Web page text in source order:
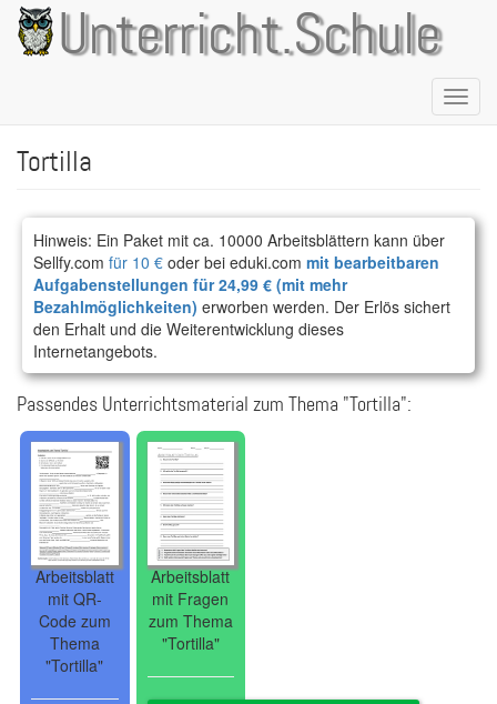
Direkt
zum
Inhalt
Unterricht.Schule
Tortilla
Hinweis: Ein Paket mit ca. 10000 Arbeitsblättern kann über
Sellfy.com für 10 € oder bei eduki.com mit bearbeitbaren
Aufgabenstellungen für 24,99 € (mit mehr
Bezahlmöglichkeiten) erworben werden. Der Erlös sichert
den Erhalt und die Weiterentwicklung dieses
Internetangebots.
Passendes Unterrichtsmaterial zum Thema "Tortilla":
Arbeitsblatt
mit QR-
Code zum
Thema
"Tortilla"
Arbeitsblatt
mit Fragen
zum Thema
"Tortilla"